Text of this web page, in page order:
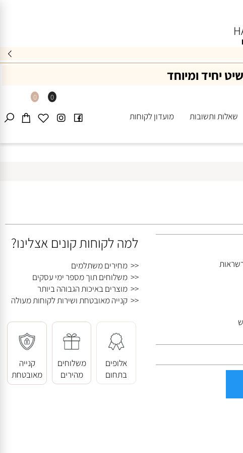
יחיד ומיוחד
0 0
שאלות ותשובות מועדון לקוחות
למה לקוחות קונים אצלינו?
<< מחירים משתלמים
<< משלוחים תוך מספר ימי עסקים
<< מוצרים באיכות הגבוהה ביותר
אלופים משלוחים
קנייה